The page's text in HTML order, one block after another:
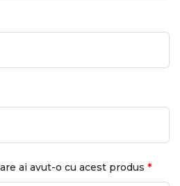
ai avut-o cu acest produs *